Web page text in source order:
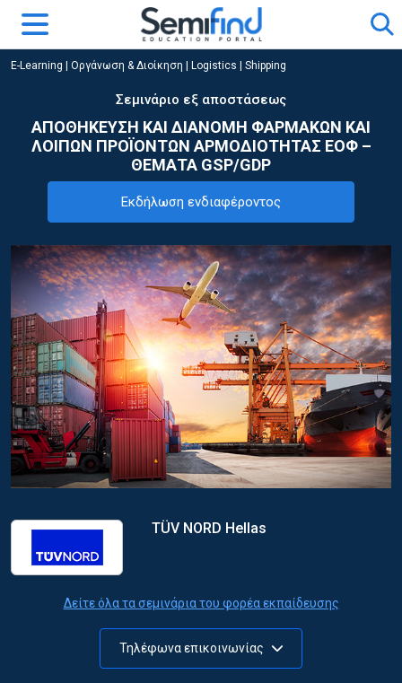
E-Learning Οργάνωση & Διοίκηση Logistics | Shipping
Σεμινάριο εξ αποστάσεως
ΑΠΟΘΗΚΕΥΣΗ ΚΑΙ ΔΙΑΝΟΜΗ ΦΑΡΜΑΚΩΝ ΚΑΙ
ΛΟΙΠΩΝ ΠΡΟΪΟΝΤΩΝ ΑΡΜΟΔΙΟΤΗΤΑΣ ΕΟΦ –
ΘΕΜΑΤΑ GSP/GDP
Εκδήλωση ενδιαφέροντος
TÜV NORD Hellas
Δείτε όλα τα σεμινάρια του φορέα εκπαίδευσης
Τηλέφωνα επικοινωνίας